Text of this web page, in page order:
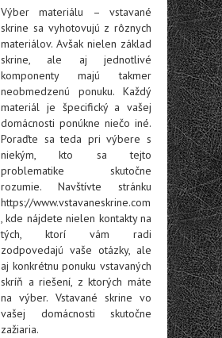
Výber materiálu – vstavané
skrine sa vyhotovujú z rôznych
materiálov. Avšak nielen základ
skrine, ale aj jednotlivé
komponenty majú takmer
neobmedzenú ponuku. Každý
materiál je špecifický a vašej
domácnosti ponúkne niečo iné.
Poraďte sa teda pri výbere s
niekým, kto sa tejto
problematike skutočne
rozumie. Navštívte stránku
https://www.vstavaneskrine.com
, kde nájdete nielen kontakty na
tých, ktorí vám radi
zodpovedajú vaše otázky, ale
aj konkrétnu ponuku vstavaných
skríň a riešení, z ktorých máte
na výber. Vstavané skrine vo
vašej domácnosti skutočne
zažiaria.